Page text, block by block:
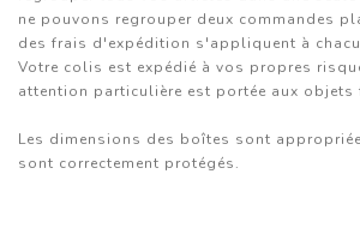
De
Travail
Ecran
Audiovisuel
ne pouvons regrouper deux commandes
des frais d'expédition s'appliquent à
Votre colis est expédié à vos propres
attention particulière est portée aux objets
Les dimensions des boîtes sont
sont correctement protégés.